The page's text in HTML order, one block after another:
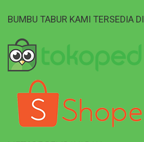
BUMBU TABUR KAMI TERSEDIA DI